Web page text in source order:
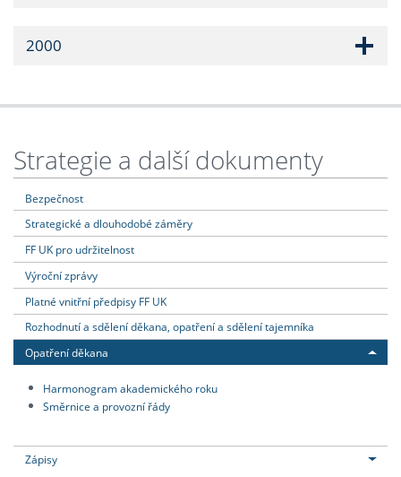
2000
Strategie a další dokumenty
Bezpečnost
Strategické a dlouhodobé záměry
FF UK pro udržitelnost
Výroční zprávy
Platné vnitřní předpisy FF UK
Rozhodnutí a sdělení děkana, opatření a sdělení tajemníka
Opatření děkana
Harmonogram akademického roku
Směrnice a provozní řády
Zápisy